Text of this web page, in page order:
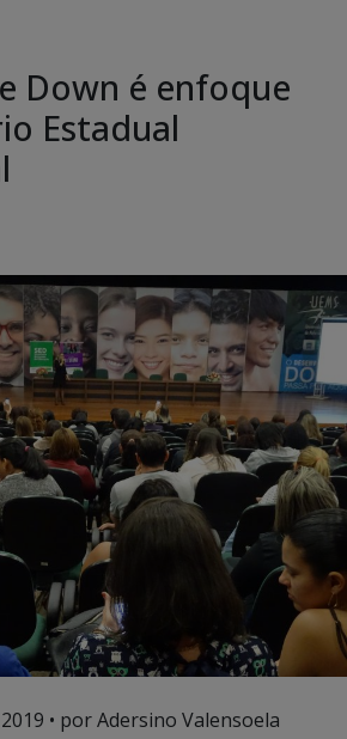
Down é enfoque
Estadual
• por Adersino Valensoela